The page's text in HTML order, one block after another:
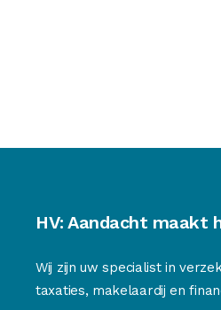
HV: Aandacht maakt
Wij zijn uw specialist in
taxaties, makelaardij en